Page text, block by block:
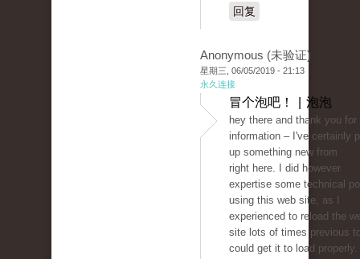
回复
Anonymous (未验证)
星期三, 06/05/2019 - 21:13
永久连接
冒个泡吧！ | 泡泡
hey there and thank you for
information – I've certainly
up something new from
right here. I did however
expertise some technical
using this web site, as I
experienced to reload the
site lots of times previous
could get it to load properly.